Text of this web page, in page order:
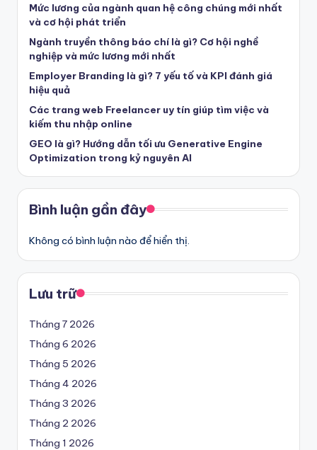
Mức lương của ngành quan hệ công chúng mới nhất
và cơ hội phát triển
Ngành truyền thông báo chí là gì? Cơ hội nghề
nghiệp và mức lương mới nhất
Employer Branding là gì? 7 yếu tố và KPI đánh giá
hiệu quả
Các trang web Freelancer uy tín giúp tìm việc và
kiếm thu nhập online
GEO là gì? Hướng dẫn tối ưu Generative Engine
Optimization trong kỷ nguyên AI
Bình luận gần đây
Không có bình luận nào để hiển thị.
Lưu trữ
Tháng 7 2026
Tháng 6 2026
Tháng 5 2026
Tháng 4 2026
Tháng 3 2026
Tháng 2 2026
Tháng 1 2026